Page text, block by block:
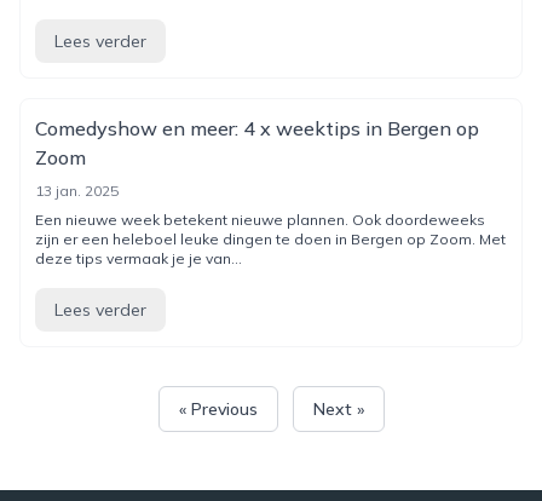
Lees verder
Comedyshow en meer: 4 x weektips in Bergen op
Zoom
13 jan. 2025
Een nieuwe week betekent nieuwe plannen. Ook doordeweeks
zijn er een heleboel leuke dingen te doen in Bergen op Zoom. Met
deze tips vermaak je je van...
Lees verder
« Previous Next »